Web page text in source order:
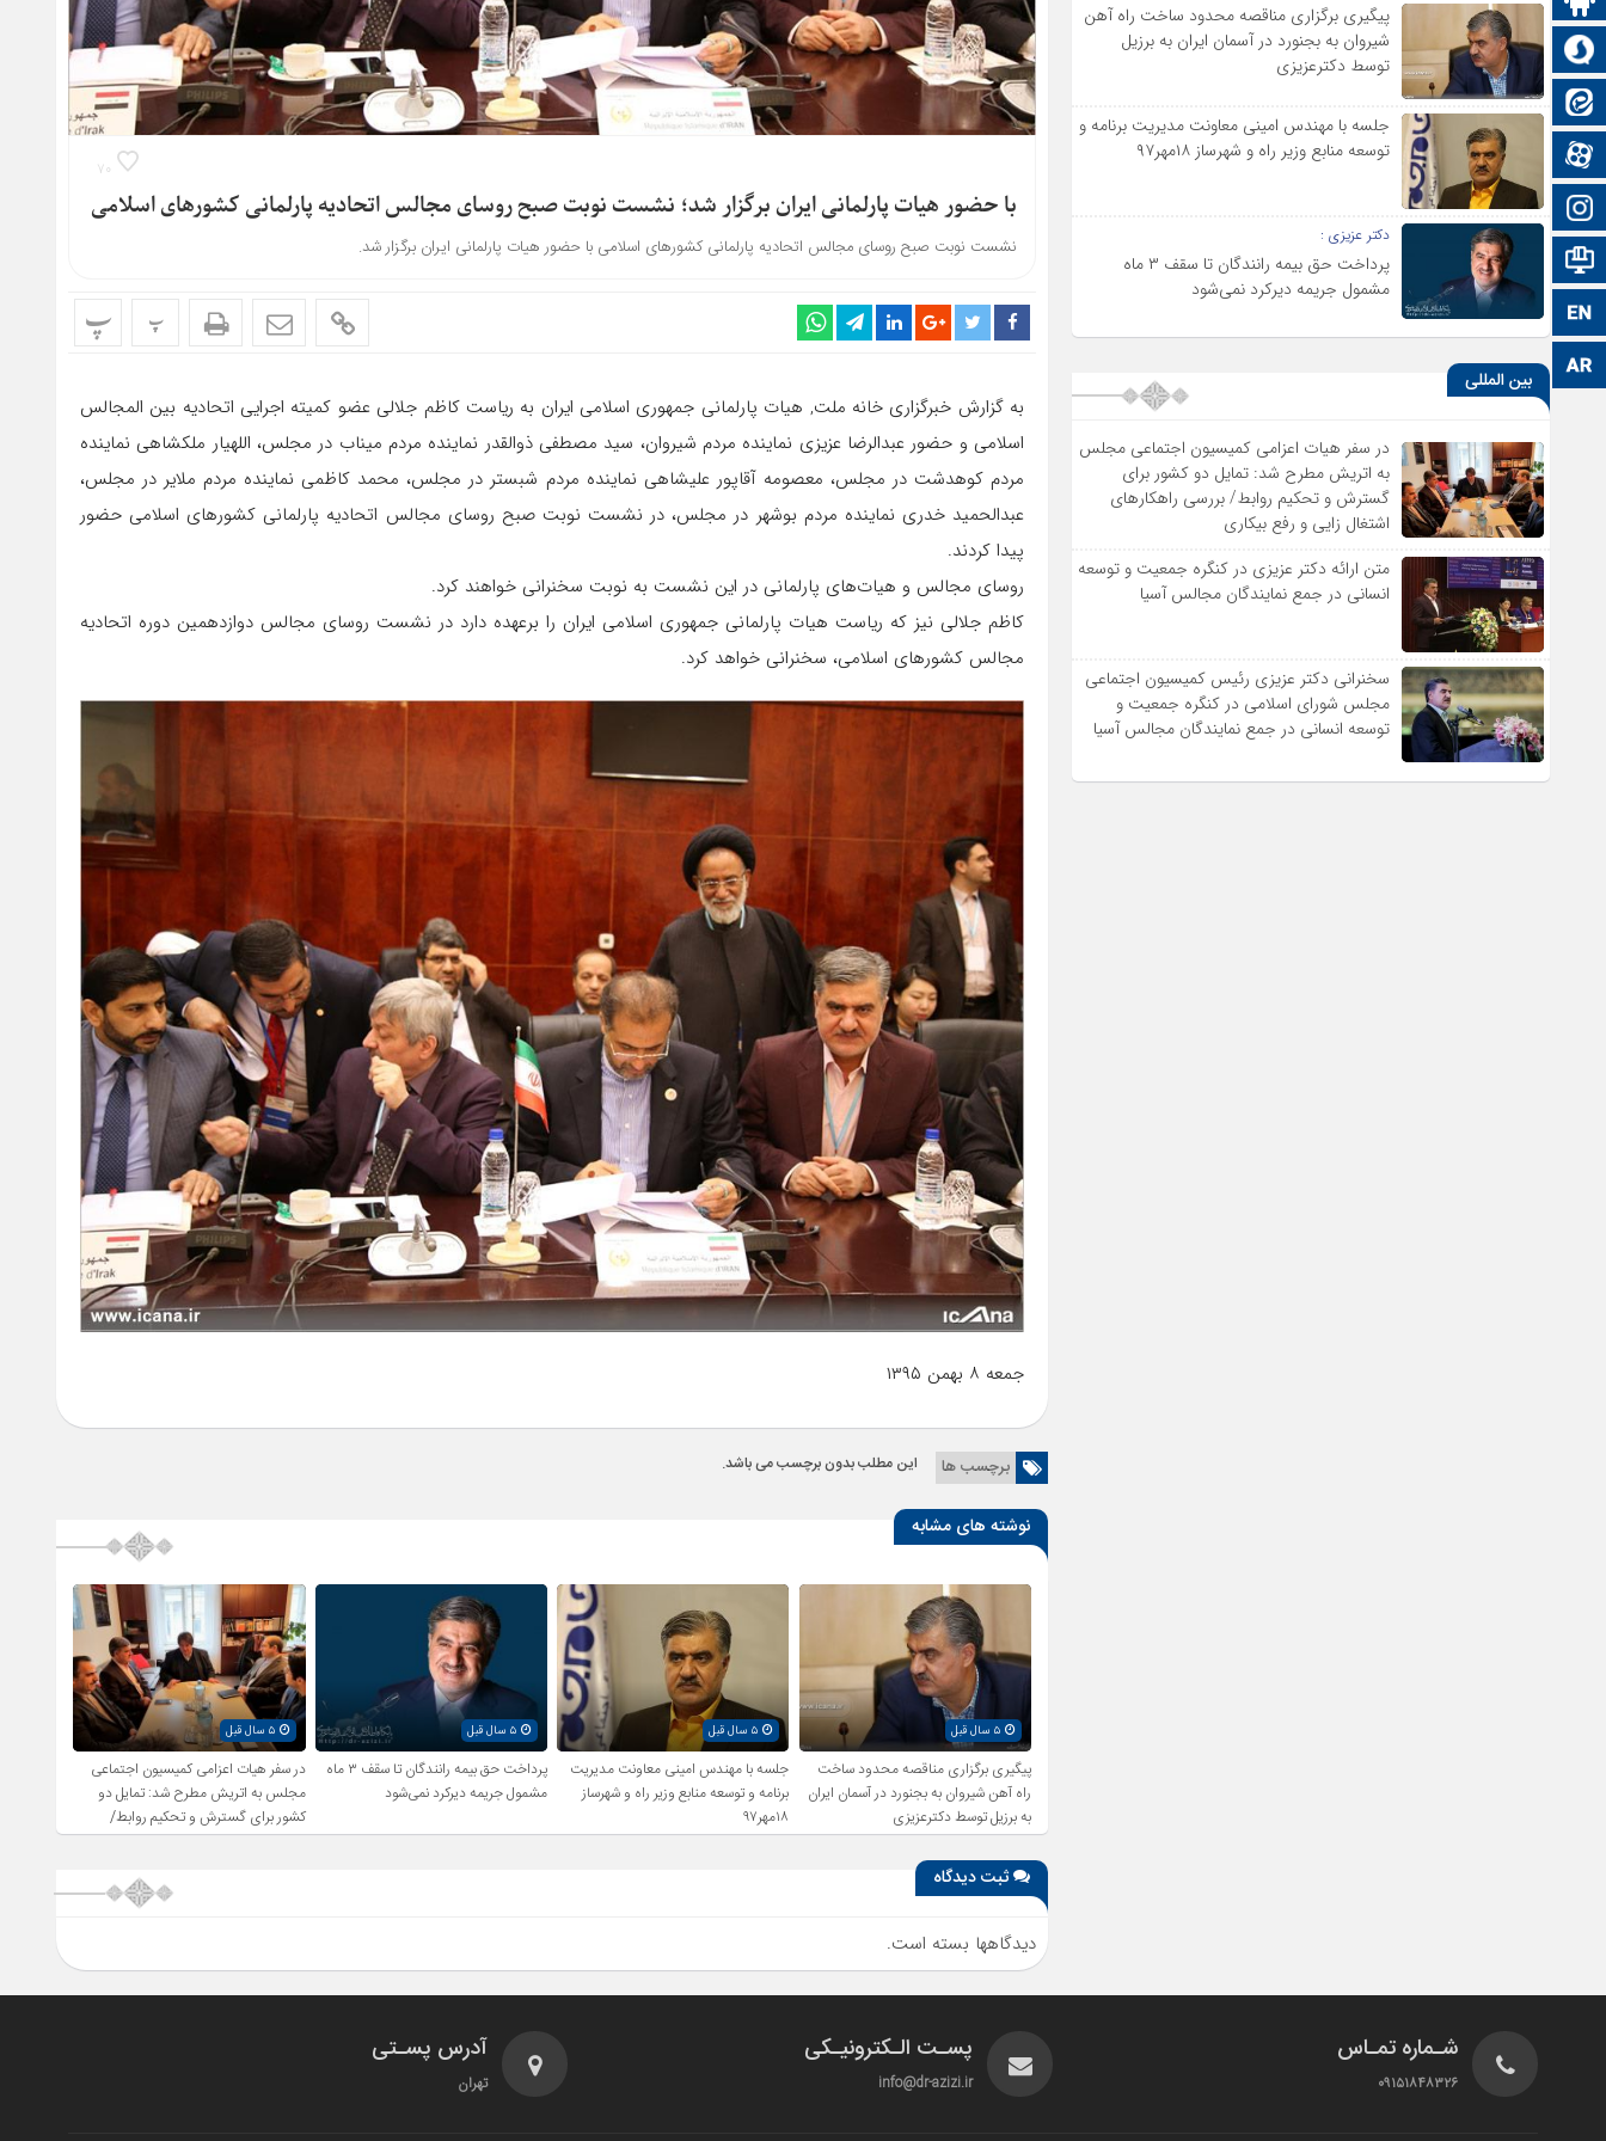
سروش
ایتا
اینستاگرام
اطلاعات سایت
زبان انگلیسی
زبان عربی
۷۰
با حضور هیات پارلمانی ایران برگزار شد؛ نشست نوبت صبح روسای مجالس اتحادیه پارلمانی کشورهای اسلامی
نشست نوبت صبح روسای مجالس اتحادیه پارلمانی کشورهای اسلامی با حضور هیات پارلمانی ایران برگزار شد.
پ پ
به گزارش خبرگزاری خانه ملت, هیات پارلمانی جمهوری اسلامی ایران به ریاست کاظم جلالی عضو کمیته اجرایی اتحادیه بین المجالس
اسلامی و حضور عبدالرضا عزیزی نماینده مردم شیروان، سید مصطفی ذوالقدر نماینده مردم میناب در مجلس، اللهیار ملکشاهی نماینده
مردم کوهدشت در مجلس، معصومه آقاپور علیشاهی نماینده مردم شبستر در مجلس، محمد کاظمی نماینده مردم ملایر در مجلس،
عبدالحمید خدری نماینده مردم بوشهر در مجلس، در نشست نوبت صبح روسای مجالس اتحادیه پارلمانی کشورهای اسلامی حضور
پیدا کردند.
روسای مجالس و هیات‌های پارلمانی در این نشست به نوبت سخنرانی خواهند کرد.
کاظم جلالی نیز که ریاست هیات پارلمانی جمهوری اسلامی ایران را برعهده دارد در نشست روسای مجالس دوازدهمین دوره اتحادیه
مجالس کشورهای اسلامی، سخنرانی خواهد کرد.
جمعه ۸ بهمن ۱۳۹۵
برچسب ها این مطلب بدون برچسب می باشد.
نوشته های مشابه
پیگیری برگزاری مناقصه محدود ساخت
راه آهن شیروان به بجنورد در آسمان ایران
به برزیل توسط دکترعزیزی
۵ سال قبل
جلسه با مهندس امینی معاونت مدیریت
برنامه و توسعه منابع وزیر راه و شهرساز
۱۸مهر۹۷
پرداخت حق بیمه رانندگان تا سقف ۳ ماه
مشمول جریمه دیرکرد نمی‌شود
در سفر هیات اعزامی کمیسیون اجتماعی
مجلس به اتریش مطرح شد: تمایل دو
کشور برای گسترش و تحکیم روابط/
بررسی راهکارهای اشتغال زایی و رفع
ثبت دیدگاه
دیدگاهها بسته است.
پیگیری برگزاری مناقصه محدود ساخت راه آهن
شیروان به بجنورد در آسمان ایران به برزیل
توسط دکترعزیزی
جلسه با مهندس امینی معاونت مدیریت برنامه و
توسعه منابع وزیر راه و شهرساز ۱۸مهر۹۷
دکتر عزیزی :
پرداخت حق بیمه رانندگان تا سقف ۳ ماه
مشمول جریمه دیرکرد نمی‌شود
بین المللی
در سفر هیات اعزامی کمیسیون اجتماعی مجلس
به اتریش مطرح شد: تمایل دو کشور برای
گسترش و تحکیم روابط/ بررسی راهکارهای
اشتغال زایی و رفع بیکاری
متن ارائه دکتر عزیزى در کنگره جمعیت و توسعه
انسانى در جمع نمایندگان مجالس آسیا
سخنرانى دکتر عزیزى رئیس کمیسیون اجتماعى
مجلس شوراى اسلامى در کنگره جمعیت و
توسعه انسانى در جمع نمایندگان مجالس آسیا
شـماره تمـاس
۰۹۱۵۱۸۴۸۳۲۶
پسـت الـکترونیـکی
info@dr-azizi.ir
آدرس پسـتی
تهران